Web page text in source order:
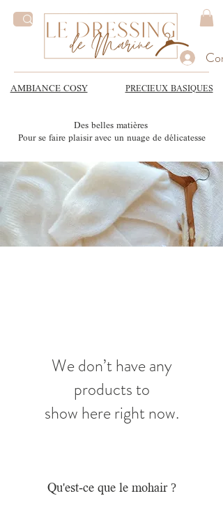
AMBIANCE COSY PRECIEUX BASIQUES
Des belles matières
Pour se faire plaisir avec un nuage de délicatesse
We don’t have any
products to
show here right now.
Qu'est-ce que le mohair ?